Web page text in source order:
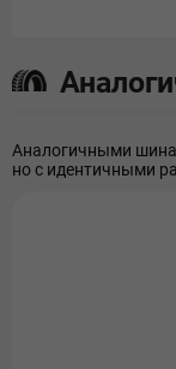
Аналогичными
но с идентичными